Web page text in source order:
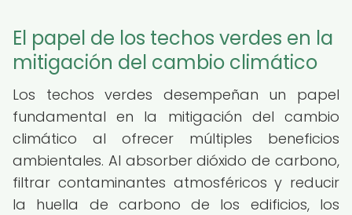
El papel de los techos verdes en la
mitigación del cambio climático
Los techos verdes desempeñan un papel
fundamental en la mitigación del cambio
climático al ofrecer múltiples beneficios
ambientales. Al absorber dióxido de carbono,
filtrar contaminantes atmosféricos y reducir
la huella de carbono de los edificios, los